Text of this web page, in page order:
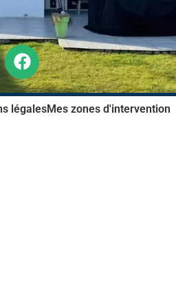
légalesMes zones d'intervention